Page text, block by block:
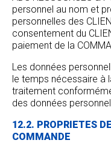
personnel au nom et
personnelles des
consentement du
paiement de la
Les données
le temps nécessaire à
traitement
des données
12.2. PROPRIETES
COMMANDE